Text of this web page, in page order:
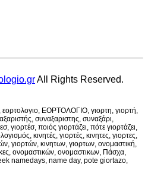
All Rights Reserved.
εορτολογιο, ΕΟΡΤΟΛΟΓΙΟ, γιορτη, γιορτή,
συναξαριστης, συναξάρι,
γιορτέσ, ποιός γιορτάζει, πότε γιορτάζει,
κινητές, γιορτές, κινητες, γιορτες,
γιορτών, κινητων, γιορτων, ονομαστική,
ονομαστικών, ονομαστικων, Πάσχα,
namedays, name day, pote giortazo,